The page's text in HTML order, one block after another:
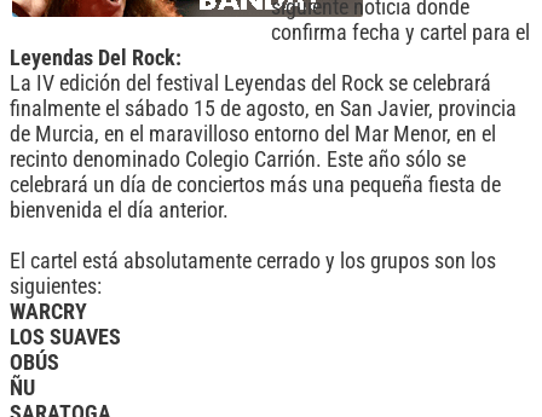
siguiente noticia donde
confirma fecha y cartel para el
Leyendas Del Rock:
La IV edición del festival Leyendas del Rock se celebrará
finalmente el sábado 15 de agosto, en San Javier, provincia
de Murcia, en el maravilloso entorno del Mar Menor, en el
recinto denominado Colegio Carrión. Este año sólo se
celebrará un día de conciertos más una pequeña fiesta de
bienvenida el día anterior.
El cartel está absolutamente cerrado y los grupos son los
siguientes:
WARCRY
LOS SUAVES
OBÚS
ÑU